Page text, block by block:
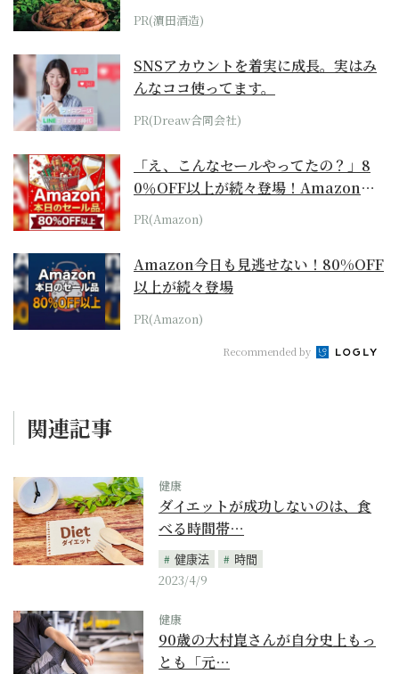
PR(濵田酒造)
SNSアカウントを着実に成長。実はみ
んなココ使ってます。
PR(Dreaw合同会社)
「え、こんなセールやってたの？」8
0％OFF以上が続々登場！Amazonの
本気が...
PR(Amazon)
Amazon今日も見逃せない！80%OFF
以上が続々登場
PR(Amazon)
Recommended by
関連記事
健康
ダイエットが成功しないのは、食
べる時間帯…
健康法
時間
2023/4/9
健康
90歳の大村崑さんが自分史上もっ
とも「元…